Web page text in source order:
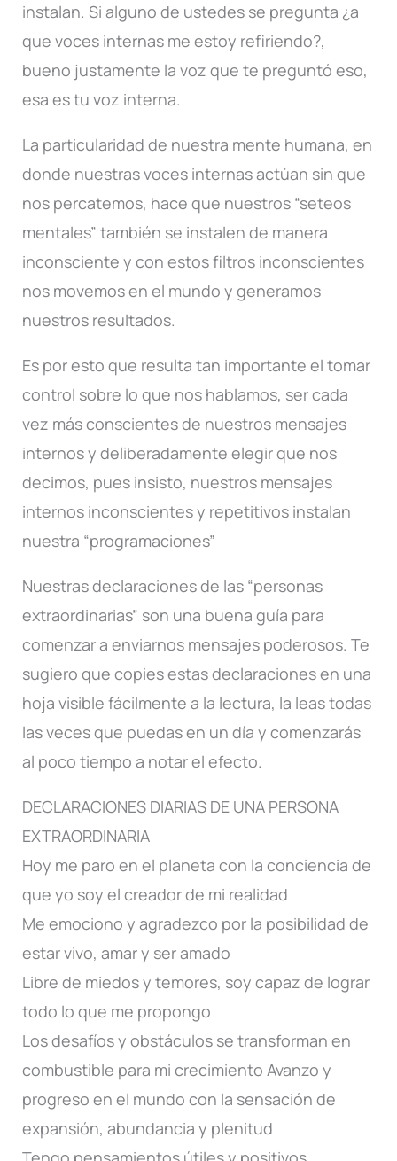
instalan. Si alguno de ustedes se pregunta ¿a
que voces internas me estoy refiriendo?,
bueno justamente la voz que te preguntó eso,
esa es tu voz interna.
La particularidad de nuestra mente humana, en
donde nuestras voces internas actúan sin que
nos percatemos, hace que nuestros “seteos
mentales” también se instalen de manera
inconsciente y con estos filtros inconscientes
nos movemos en el mundo y generamos
nuestros resultados.
Es por esto que resulta tan importante el tomar
control sobre lo que nos hablamos, ser cada
vez más conscientes de nuestros mensajes
internos y deliberadamente elegir que nos
decimos, pues insisto, nuestros mensajes
internos inconscientes y repetitivos instalan
nuestra “programaciones”
Nuestras declaraciones de las “personas
extraordinarias” son una buena guía para
comenzar a enviarnos mensajes poderosos. Te
sugiero que copies estas declaraciones en una
hoja visible fácilmente a la lectura, la leas todas
las veces que puedas en un día y comenzarás
al poco tiempo a notar el efecto.
DECLARACIONES DIARIAS DE UNA PERSONA
EXTRAORDINARIA
Hoy me paro en el planeta con la conciencia de
que yo soy el creador de mi realidad
Me emociono y agradezco por la posibilidad de
estar vivo, amar y ser amado
Libre de miedos y temores, soy capaz de lograr
todo lo que me propongo
Los desafíos y obstáculos se transforman en
combustible para mi crecimiento Avanzo y
progreso en el mundo con la sensación de
expansión, abundancia y plenitud